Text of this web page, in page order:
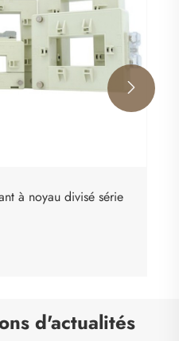
à noyau divisé série

d'actualités